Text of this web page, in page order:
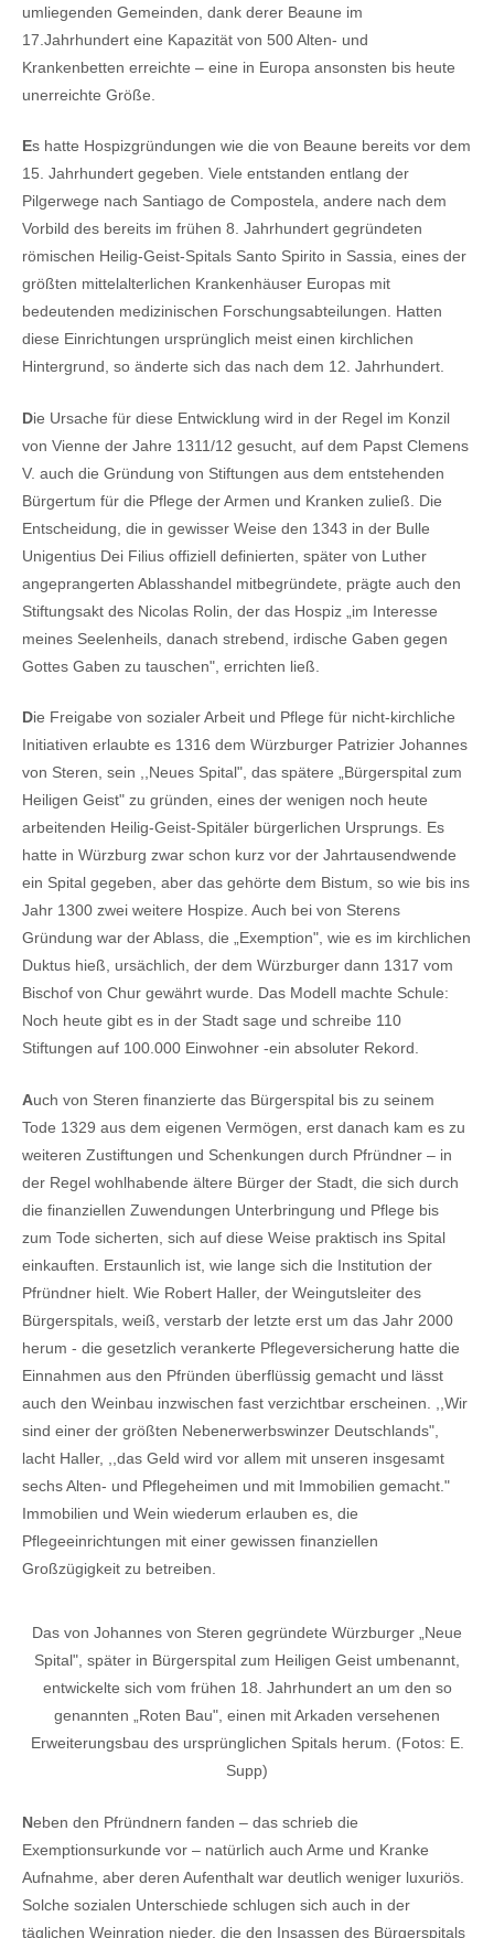
umliegenden Gemeinden, dank derer Beaune im
17.Jahrhundert eine Kapazität von 500 Alten- und
Krankenbetten erreichte – eine in Europa ansonsten bis heute
unerreichte Größe.
Es hatte Hospizgründungen wie die von Beaune bereits vor dem
15. Jahrhundert gegeben. Viele entstanden entlang der
Pilgerwege nach Santiago de Compostela, andere nach dem
Vorbild des bereits im frühen 8. Jahrhundert gegründeten
römischen Heilig-Geist-Spitals Santo Spirito in Sassia, eines der
größten mittelalterlichen Krankenhäuser Europas mit
bedeutenden medizinischen Forschungsabteilungen. Hatten
diese Einrichtungen ursprünglich meist einen kirchlichen
Hintergrund, so änderte sich das nach dem 12. Jahrhundert.
Die Ursache für diese Entwicklung wird in der Regel im Konzil
von Vienne der Jahre 1311/12 gesucht, auf dem Papst Clemens
V. auch die Gründung von Stiftungen aus dem entstehenden
Bürgertum für die Pflege der Armen und Kranken zuließ. Die
Entscheidung, die in gewisser Weise den 1343 in der Bulle
Unigentius Dei Filius offiziell definierten, später von Luther
angeprangerten Ablasshandel mitbegründete, prägte auch den
Stiftungsakt des Nicolas Rolin, der das Hospiz „im Interesse
meines Seelenheils, danach strebend, irdische Gaben gegen
Gottes Gaben zu tauschen", errichten ließ.
Die Freigabe von sozialer Arbeit und Pflege für nicht-kirchliche
Initiativen erlaubte es 1316 dem Würzburger Patrizier Johannes
von Steren, sein ,,Neues Spital", das spätere „Bürgerspital zum
Heiligen Geist" zu gründen, eines der wenigen noch heute
arbeitenden Heilig-Geist-Spitäler bürgerlichen Ursprungs. Es
hatte in Würzburg zwar schon kurz vor der Jahrtausendwende
ein Spital gegeben, aber das gehörte dem Bistum, so wie bis ins
Jahr 1300 zwei weitere Hospize. Auch bei von Sterens
Gründung war der Ablass, die „Exemption", wie es im kirchlichen
Duktus hieß, ursächlich, der dem Würzburger dann 1317 vom
Bischof von Chur gewährt wurde. Das Modell machte Schule:
Noch heute gibt es in der Stadt sage und schreibe 110
Stiftungen auf 100.000 Einwohner -ein absoluter Rekord.
Auch von Steren finanzierte das Bürgerspital bis zu seinem
Tode 1329 aus dem eigenen Vermögen, erst danach kam es zu
weiteren Zustiftungen und Schenkungen durch Pfründner – in
der Regel wohlhabende ältere Bürger der Stadt, die sich durch
die finanziellen Zuwendungen Unterbringung und Pflege bis
zum Tode sicherten, sich auf diese Weise praktisch ins Spital
einkauften. Erstaunlich ist, wie lange sich die Institution der
Pfründner hielt. Wie Robert Haller, der Weingutsleiter des
Bürgerspitals, weiß, verstarb der letzte erst um das Jahr 2000
herum - die gesetzlich verankerte Pflegeversicherung hatte die
Einnahmen aus den Pfründen überflüssig gemacht und lässt
auch den Weinbau inzwischen fast verzichtbar erscheinen. ,,Wir
sind einer der größten Nebenerwerbswinzer Deutschlands",
lacht Haller, ,,das Geld wird vor allem mit unseren insgesamt
sechs Alten- und Pflegeheimen und mit Immobilien gemacht."
Immobilien und Wein wiederum erlauben es, die
Pflegeeinrichtungen mit einer gewissen finanziellen
Großzügigkeit zu betreiben.
Das von Johannes von Steren gegründete Würzburger „Neue
Spital", später in Bürgerspital zum Heiligen Geist umbenannt,
entwickelte sich vom frühen 18. Jahrhundert an um den so
genannten „Roten Bau", einen mit Arkaden versehenen
Erweiterungsbau des ursprünglichen Spitals herum. (Fotos: E.
Supp)
Neben den Pfründnern fanden – das schrieb die
Exemptionsurkunde vor – natürlich auch Arme und Kranke
Aufnahme, aber deren Aufenthalt war deutlich weniger luxuriös.
Solche sozialen Unterschiede schlugen sich auch in der
täglichen Weinration nieder, die den Insassen des Bürgerspitals